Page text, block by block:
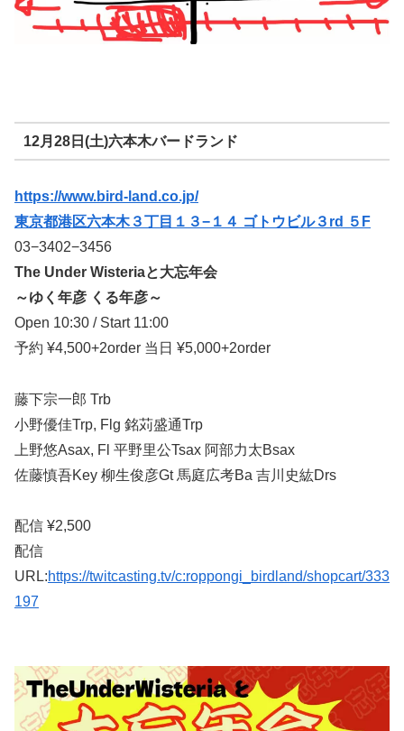
12月28日(土)六本木バードランド
https://www.bird-land.co.jp/
東京都港区六本木３丁目１３−１４ ゴトウビル３rd ５F
03−3402−3456
The Under Wisteriaと大忘年会
～ゆく年彦 くる年彦～
Open 10:30 / Start 11:00
予約 ¥4,500+2order 当日 ¥5,000+2order
藤下宗一郎 Trb
小野優佳Trp, Flg 銘苅盛通Trp
上野悠Asax, Fl 平野里公Tsax 阿部力太Bsax
佐藤慎吾Key 柳生俊彦Gt 馬庭広考Ba 吉川史紘Drs
配信 ¥2,500
配信
URL:https://twitcasting.tv/c:roppongi_birdland/shopcart/333
197